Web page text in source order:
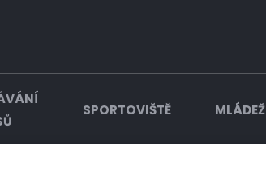
SPORTOVIŠTĚ MLÁDEŽ